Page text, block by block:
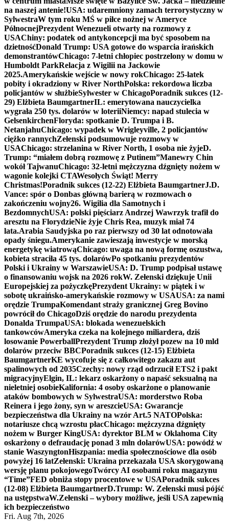
na naszej antenie!USA: udaremniony zamach terrorystyczny w
SylwestraW tym roku MŚ w piłce nożnej w Ameryce
PółnocnejPrezydent Wenezueli otwarty na rozmowy z
USAChiny: podatek od antykoncepcji ma być sposobem na
dzietnośćDonald Trump: USA gotowe do wsparcia irańskich
demonstrantówChicago: 7-letni chłopiec postrzelony w domu w
Humboldt ParkRelacja z Wigilii na Jackowie
2025.Amerykańskie wejście w nowy rokChicago: 25-latek
pobity i okradziony w River NorthPolska: rekordowa liczba
policjantów w służbieSylwester w ChicagoPoradnik sukces (12-
29) Elżbieta BaumgartnerIL: emerytowana nauczycielka
wygrała 250 tys. dolarów w loteriiNiemcy: napad stulecia w
GelsenkirchenFloryda: spotkanie D. Trumpa i B.
NetanjahuChicago: wypadek w Wrigleyville, 2 policjantów
ciężko rannychZełenski podsumowuje rozmowy w
USAChicago: strzelanina w River North, 1 osoba nie żyjeD.
Trump: “miałem dobrą rozmowę z Putinem”Manewry Chin
wokół TajwanuChicago: 32-letni mężczyzna dźgnięty nożem w
wagonie kolejki CTAWesołych Świąt! Merry
Christmas!Poradnik sukces (12-22) Elżbieta BaumgartnerJ.D.
Vance: spór o Donbas główną barierą w rozmowach o
zakończeniu wojny26. Wigilia dla Samotnych i
BezdomnychUSA: polski pięściarz Andrzej Wawrzyk trafił do
aresztu na FlorydzieNie żyje Chris Rea, muzyk miał 74
lata.Arabia Saudyjska po raz pierwszy od 30 lat odnotowała
opady śniegu.Amerykanie zawieszają inwestycje w morską
energetykę wiatrowąChicago: uwaga na nową formę oszustwa,
kobieta straciła 45 tys. dolarówPo spotkaniu prezydentów
Polski i Ukrainy w WarszawieUSA: D. Trump podpisał ustawę
o finansowaniu wojsk na 2026 rokW. Zełenski dziękuje Unii
Europejskiej za pożyczkęPrezydent Ukrainy: w piątek i w
sobotę ukraińsko-amerykańskie rozmowy w USAUSA: za nami
orędzie TrumpaKomendant straży granicznej Greg Bovino
powrócił do ChicagoDziś orędzie do narodu prezydenta
Donalda TrumpaUSA: blokada wenezuelskich
tankowcówAmeryka czeka na kolejnego miliardera, dziś
losowanie PowerballPrezydent Trump złożył pozew na 10 mld
dolarów przeciw BBCPoradnik sukces (12-15) Elżbieta
BaumgartnerKE wycofuje się z całkowitego zakazu aut
spalinowych od 2035Czechy: nowy rząd odrzucił ETS2 i pakt
migracyjnyElgin, IL: lekarz oskarżony o napaść seksualną na
nieletniej osobieKalifornia: 4 osoby oskarżone o planowanie
ataków bombowych w SylwestraUSA: morderstwo Roba
Reinera i jego żony, syn w areszcieUSA: Gwarancje
bezpieczeństwa dla Ukrainy na wzór Art.5 NATOPolska:
notariusze chcą wzrostu płacChicago: mężczyzna dźgnięty
nożem w Burger KingUSA: dyrektor BLM w Oklahoma City
oskarżony o defraudację ponad 3 mln dolarówUSA: powódź w
stanie WaszyngtonHiszpania: media społecznościowe dla osób
powyżej 16 latZełenski: Ukraina przekazała USA skorygowaną
wersję planu pokojowegoTwórcy AI osobami roku magazynu
“Time”FED obniża stopy procentowe w USAPoradnik sukces
(12-08) Elżbieta BaumgartnerD.Trump: W. Zełenski musi pójść
na ustępstwaW.Zełenski – wybory możliwe, jeśli USA zapewnią
ich bezpieczeństwo
Fri. Aug 7th, 2026